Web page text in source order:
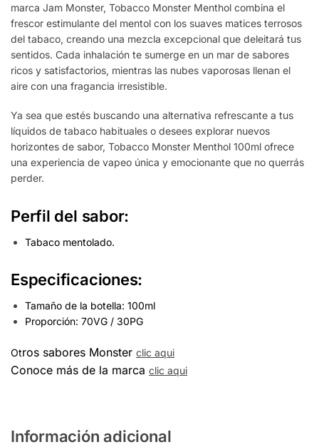
marca Jam Monster, Tobacco Monster Menthol combina el
frescor estimulante del mentol con los suaves matices terrosos
del tabaco, creando una mezcla excepcional que deleitará tus
sentidos. Cada inhalación te sumerge en un mar de sabores
ricos y satisfactorios, mientras las nubes vaporosas llenan el
aire con una fragancia irresistible.
Ya sea que estés buscando una alternativa refrescante a tus
líquidos de tabaco habituales o desees explorar nuevos
horizontes de sabor, Tobacco Monster Menthol 100ml ofrece
una experiencia de vapeo única y emocionante que no querrás
perder.
Perfil del sabor:
Tabaco mentolado.
Especificaciones:
Tamaño de la botella: 100ml
Proporción: 70VG / 30PG
Otros sabores Monster clic aqui
Conoce más de la marca clic aqui
Información adicional